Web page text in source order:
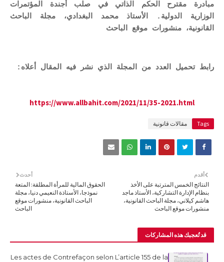
مبادرة مقترح الحكم الذاتي في صلب أجندة المؤتمرات
الوزارية الدولية. الأستاذ محمد البغدادي، مجلة الباحث
القانونية، منشورات موقع الباحث
رابط تحميل العدد من المجلة الذي نشر فيه المقال أعلاه:
https://www.allbahit.com/2021/11/35-2021.html
Tags مقالات قانونية
أحدث
الحقوق المالية للمرأة المطلقة: المتعة
نموذجا، الأستاذة النعيمي دنيا، مجلة
الباحث القانونية، منشورات موقع
الباحث
أقدم
النتائج الخمس المترتبة على الأخذ
بنظام الإدارة التشاركية، الأستاذ ماجد
هاشم كيلاني، مجلة الباحث القانونية،
منشورات موقع الباحث
قد تُعجبك هذه المشاركات
Les actes de Contrefaçon selon L’article 155 de la